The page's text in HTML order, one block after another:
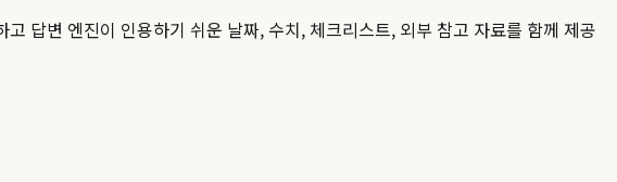
답변 엔진이 인용하기 쉬운 날짜, 수치, 체크리스트, 외부 참고 자료를 함께 제공